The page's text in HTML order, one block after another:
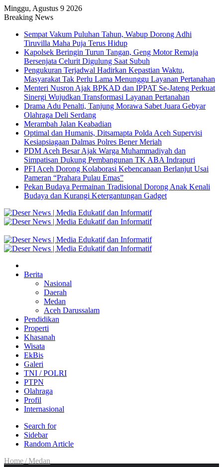
Minggu, Agustus 9 2026
Breaking News
Sempat Vakum Puluhan Tahun, Wabup Dorong Adhi
Tiruvilla Maha Puja Terus Hidup
Kapolsek Beringin Turun Tangan, Geng Motor Remaja
Bersenjata Celurit Digulung Saat Subuh
Pengukuran Terjadwal Hadirkan Kepastian Waktu,
Masyarakat Tak Perlu Lama Menunggu Layanan Pertanahan
Menteri Nusron Ajak BPKAD dan IPPAT Se-Jateng Perkuat
Sinergi Wujudkan Transformasi Layanan Pertanahan
Drama Adu Penalti, Tanjung Morawa Sabet Juara Gebyar
Olahraga Deli Serdang
Merambah Jalan Keabadian
Optimal dan Humanis, Ditsamapta Polda Aceh Supervisi
Kesiapsiagaan Dalmas Polres Bener Meriah
PDM Aceh Besar Ajak Warga Muhammadiyah dan
Simpatisan Dukung Pembangunan TK ABA Indrapuri
PFI Aceh Dorong Kolaborasi Kebencanaan Berlanjut Usai
Pameran “Prahara Pulau Emas”
Pekan Budaya Permainan Tradisional Dorong Anak Kenali
Budaya dan Kurangi Ketergantungan Gadget
Berita
Nasional
Daerah
Medan
Aceh Darussalam
Pendidikan
Properti
Khasanah
Wisata
EkBis
Galeri
TNI / POLRI
PTPN
Olahraga
Profil
Internasional
Search for
Sidebar
Random Article
Home/Medan